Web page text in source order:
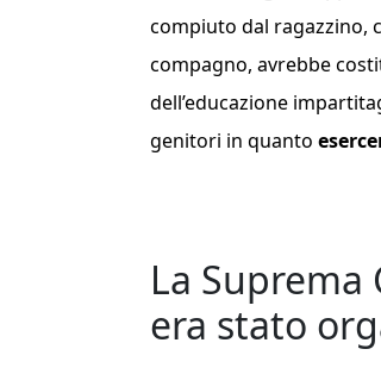
compiuto dal ragazzino,
compagno, avrebbe
dell’educazione
genitori in quanto
La
era stato